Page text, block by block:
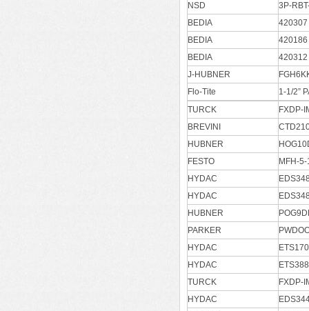
NSD
3P-
BEDIA
420307
BEDIA
420186
BEDIA
420312
J-HUBNER
Flo-Tite
1-1/2”
TURCK
FXDP-
BREVINI
HUBNER
FESTO
MFH-
HYDAC
HYDAC
HUBNER
PARKER
HYDAC
HYDAC
TURCK
FXDP-
HYDAC